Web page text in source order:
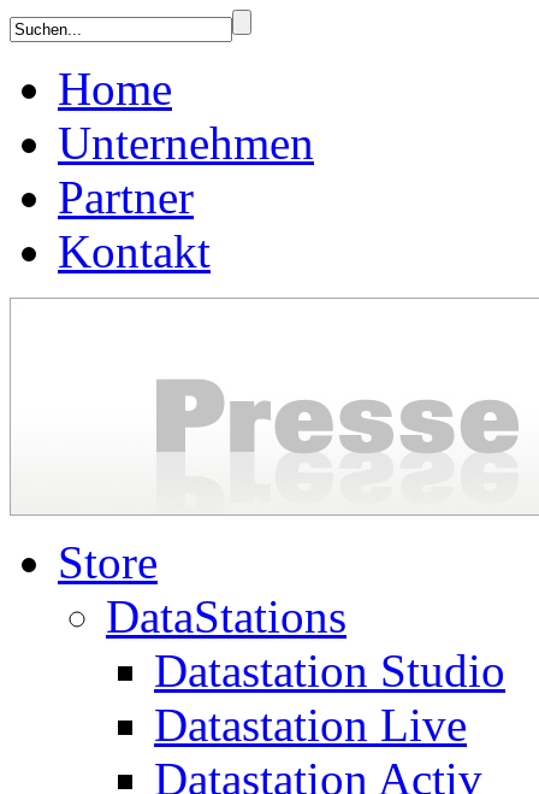
Home
Unternehmen
Partner
Kontakt
Store
DataStations
Datastation Studio
Datastation Live
Datastation Activ